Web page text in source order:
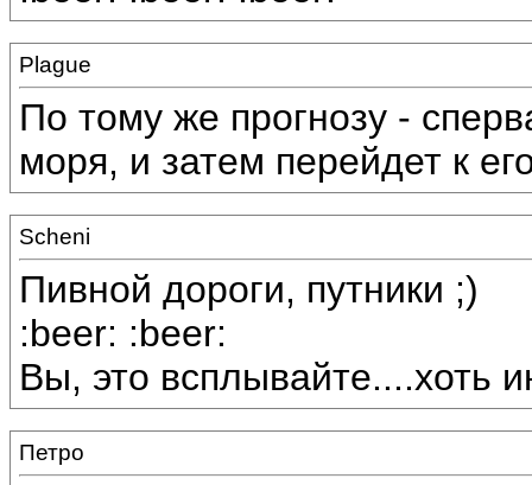
Plague
По тому же прогнозу -
моря, и затем перейдет к
Scheni
Пивной дороги, путники ;)
:beer: :beer:
Вы, это всплывайте....хоть
Петро